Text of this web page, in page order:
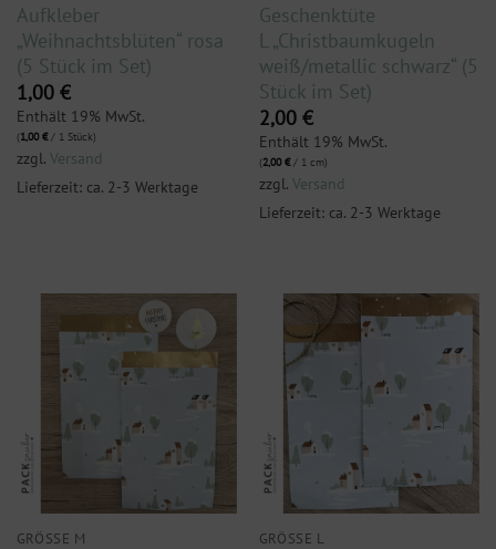
Aufkleber
„Weihnachtsblüten“ rosa
(5 Stück im Set)
1,00 €
Enthält 19% MwSt.
(1,00€/ 1 Stück)
zzgl. Versand
Lieferzeit: ca. 2-3 Werktage
Geschenktüte
L „Christbaumkugeln
weiß/metallic schwarz“ (5
Stück im Set)
2,00 €
Enthält 19% MwSt.
(2,00€/ 1 cm)
zzgl. Versand
Lieferzeit: ca. 2-3 Werktage
GRÖSSE M GRÖSSE L